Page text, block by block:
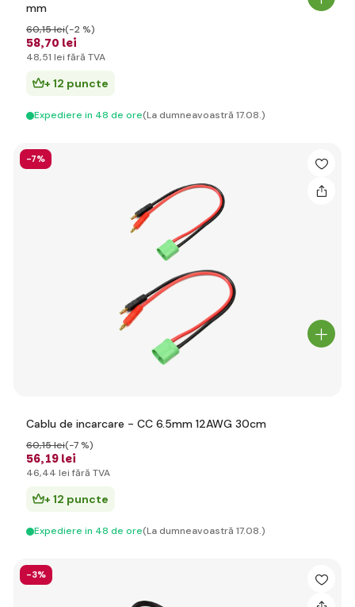
mm
58,70 lei
60,15 lei(-2 %)
48,51 lei fără TVA
+ 12 puncte
Expediere in 48 de ore(La dumneavoastră 17.08.)
-7%
Cablu de incarcare - CC 6.5mm 12AWG 30cm
56,19 lei
60,15 lei(-7 %)
46,44 lei fără TVA
+ 12 puncte
Expediere in 48 de ore(La dumneavoastră 17.08.)
-3%